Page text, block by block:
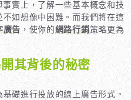
實上，了解一些基本概念和技
不如想像中困難。而我們將在這
廣告，使你的網路行銷策略更為
其背後的秘密
基礎進行投放的線上廣告形式。